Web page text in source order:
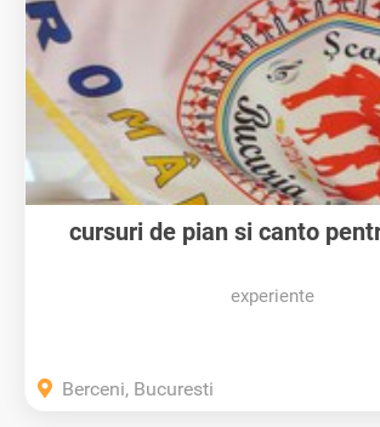
cursuri de pian si canto
experiente
Berceni, Bucuresti